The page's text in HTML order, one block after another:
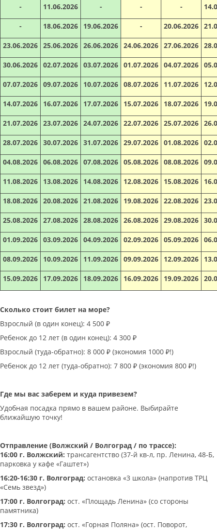
- 11.06.2026 - - -
- 18.06.2026 19.06.2026 - 20.06.2026
23.06.2026 25.06.2026 26.06.2026 24.06.2026 27.06.2026
30.06.2026 02.07.2026 03.07.2026 01.07.2026 04.07.2026
07.07.2026 09.07.2026 10.07.2026 08.07.2026 11.07.2026
14.07.2026 16.07.2026 17.07.2026 15.07.2026 18.07.2026
21.07.2026 23.07.2026 24.07.2026 22.07.2026 25.07.2026
28.07.2026 30.07.2026 31.07.2026 29.07.2026 01.08.2026
04.08.2026 06.08.2026 07.08.2026 05.08.2026 08.08.2026
11.08.2026 13.08.2026 14.08.2026 12.08.2026 15.08.2026
18.08.2026 20.08.2026 21.08.2026 19.08.2026 22.08.2026
25.08.2026 27.08.2026 28.08.2026 26.08.2026 29.08.2026
01.09.2026 03.09.2026 04.09.2026 02.09.2026 05.09.2026
08.09.2026 10.09.2026 11.09.2026 09.09.2026 12.09.2026
15.09.2026 17.09.2026 18.09.2026 16.09.2026 19.09.2026
Сколько стоит билет на море?
Взрослый (в один конец): 4 500 ₽
Ребенок до 12 лет (в один конец): 4 300 ₽
Взрослый (туда-обратно): 8 000 ₽ (экономия 1000 ₽!)
Ребенок до 12 лет (туда-обратно): 7 800 ₽ (экономия 800 ₽!)
Где мы вас заберем и куда привезем?
Удобная посадка прямо в вашем районе. Выбирайте
ближайшую точку!
Отправление (Волжский / Волгоград / по трассе):
16:00 г. Волжский: трансагентство (37-й кв-л, пр. Ленина, 48-Б,
парковка у кафе «Гаштет»)
16:20-16:30 г. Волгоград: остановка «3 школа» (напротив ТРЦ
«Семь звезд»)
17:00 г. Волгоград: ост. «Площадь Ленина» (со стороны
памятника)
17:30 г. Волгоград: ост. «Горная Поляна» (ост. Поворот,